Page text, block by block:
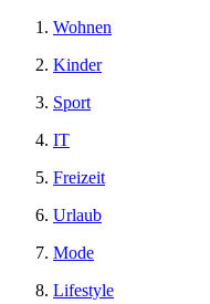
Wohnen
Kinder
Sport
IT
Freizeit
Urlaub
Mode
Lifestyle